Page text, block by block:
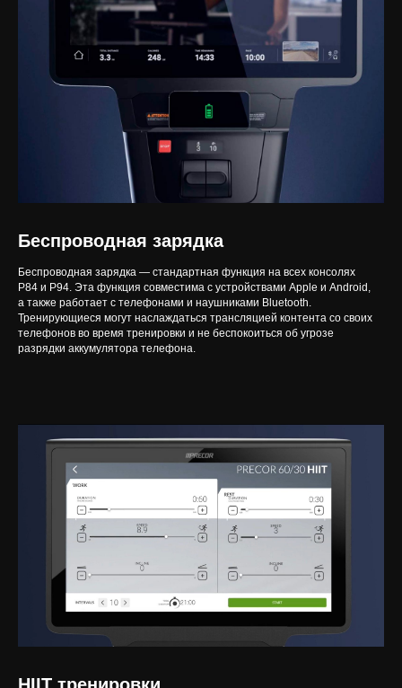
Беспроводная зарядка
Беспроводная зарядка — стандартная функция на всех консолях
P84 и P94. Эта функция совместима с устройствами Apple и Android,
а также работает с телефонами и наушниками Bluetooth.
Тренирующиеся могут наслаждаться трансляцией контента со своих
телефонов во время тренировки и не беспокоиться об угрозе
разрядки аккумулятора телефона.